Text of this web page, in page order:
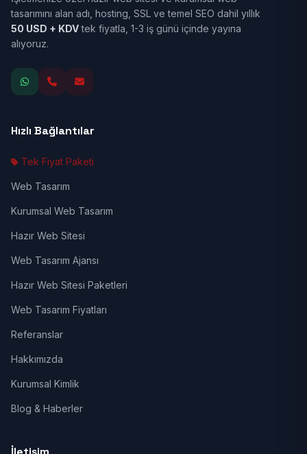
tasarımını alan adı, hosting, SSL ve temel SEO dahil yıllık
50 USD + KDVtek fiyatla, 1-3 iş günü içinde yayına
alıyoruz.
Hızlı Bağlantılar
Tek Fiyat Paketi
Web Tasarım
Kurumsal Web Tasarım
Hazır Web Sitesi
Web Tasarım Ajansı
Hazır Web Sitesi Paketleri
Web Tasarım Fiyatları
Referanslar
Hakkımızda
Kurumsal Kimlik
Blog & Haberler